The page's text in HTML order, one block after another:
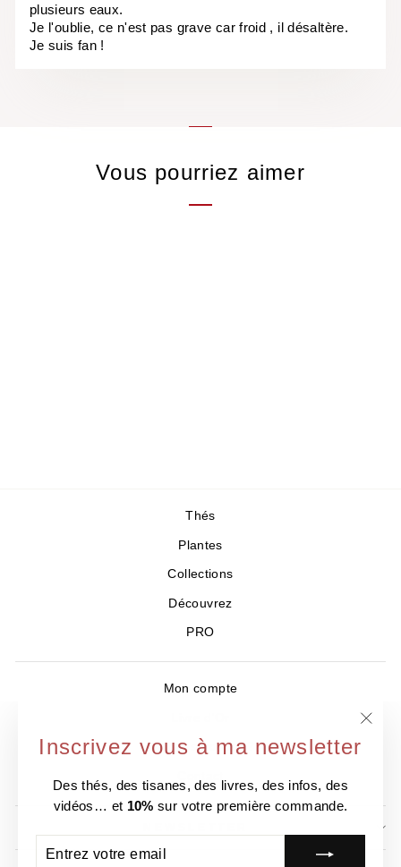
Inscrivez vous à ma newsletter
Des thés, des tisanes, des livres, des infos, des
vidéos… et 10% sur votre première commande.
VOTRE
plusieurs eaux.
Je l'oublie, ce n'est pas grave car froid , il désaltère.
Je suis fan !
Vous pourriez aimer
Thés
Plantes
Collections
Découvrez
PRO
Mon compte
Où nous trouver ?